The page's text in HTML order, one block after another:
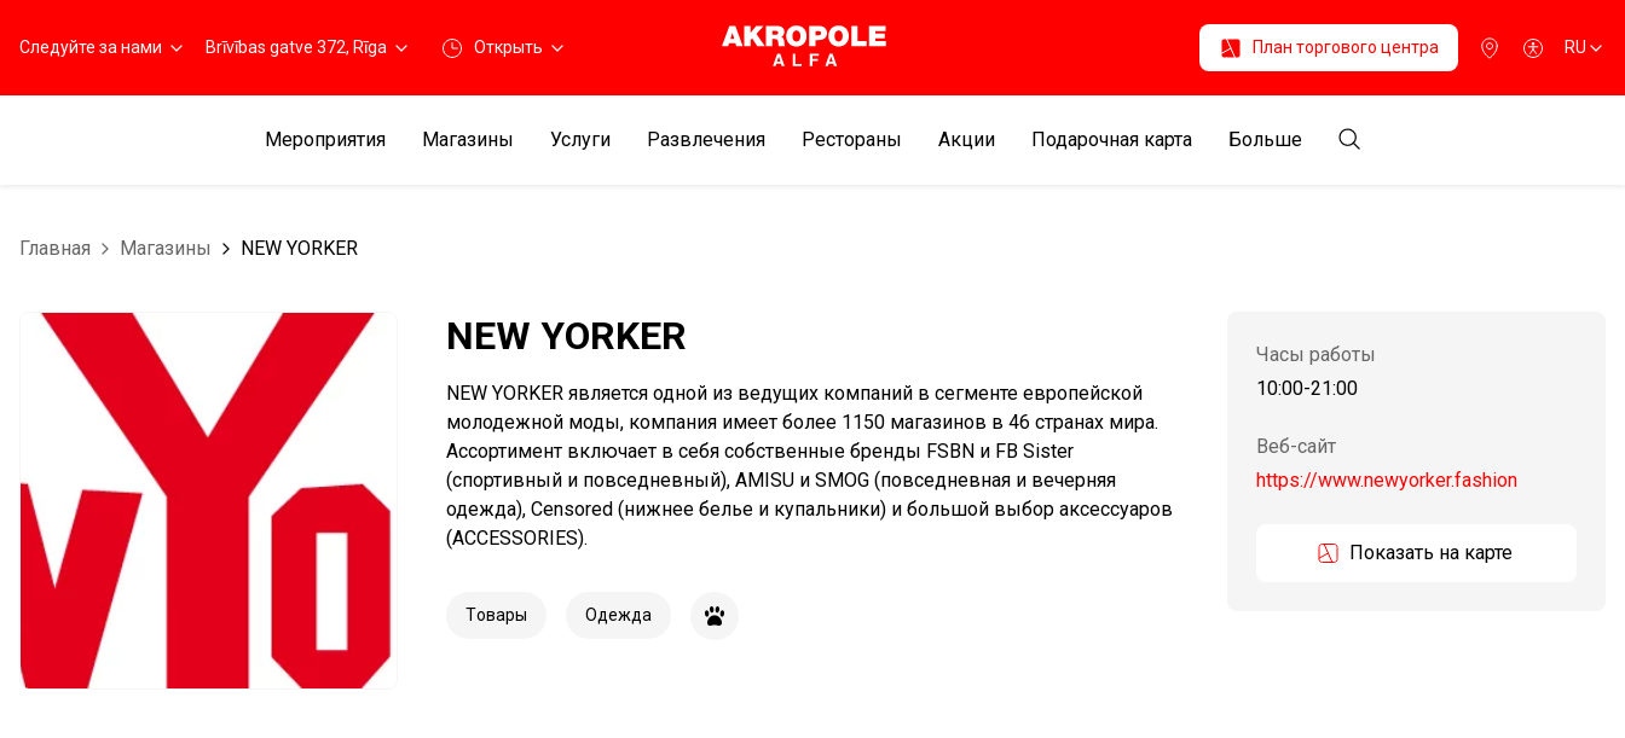
Следуйте за нами Brīvības gatve 372, Rīga Открыть План торгового центра RU
Мероприятия Магазины Услуги Развлечения Рестораны Aкции Подарочная карта Больше
Главная Магазины NEW YORKER
NEW YORKER
NEW YORKER является одной из ведущих компаний в сегменте европейской
молодежной моды, компания имеет более 1150 магазинов в 46 странах мира.
Ассортимент включает в себя собственные бренды FSBN и FB Sister
(спортивный и повседневный), AMISU и SMOG (повседневная и вечерняя
одежда), Censored (нижнее белье и купальники) и большой выбор аксессуаров
(ACCESSORIES).
Tовары Одежда
Часы работы
10:00-21:00
Веб-сайт
https://www.newyorker.fashion
Показать на карте